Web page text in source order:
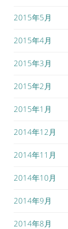
2015年5月
2015年4月
2015年3月
2015年2月
2015年1月
2014年12月
2014年11月
2014年10月
2014年9月
2014年8月